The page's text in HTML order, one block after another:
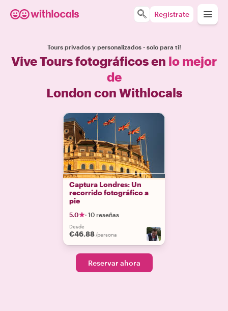
Regístrate
Tours privados y personalizados - solo para ti!
Vive Tours fotográficos en lo mejor
de
London con Withlocals
Captura Londres: Un
recorrido fotográfico a
pie
5.0 · 10 reseñas
Desde
€46.88 /persona
Reservar ahora